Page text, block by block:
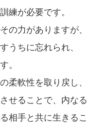
練が必要です。
の力がありますが、
うちに忘れられ、
。
柔軟性を取り戻し、
せることで、内なる
相手と共に生きるこ